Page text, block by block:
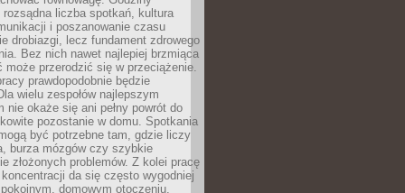
liczba spotkań, kultura
i poszanowanie czasu
drobiazgi, lecz fundament zdrowego
Bez nich nawet najlepiej brzmiąca
może przerodzić się w przeciążenie.
prawdopodobnie będzie
wielu zespołów najlepszym
nie okaże się ani pełny powrót do
pozostanie w domu. Spotkania
być potrzebne tam, gdzie liczy
burza mózgów czy szybkie
złożonych problemów. Z kolei pracę
da się często wygodniej
domowym otoczeniu.